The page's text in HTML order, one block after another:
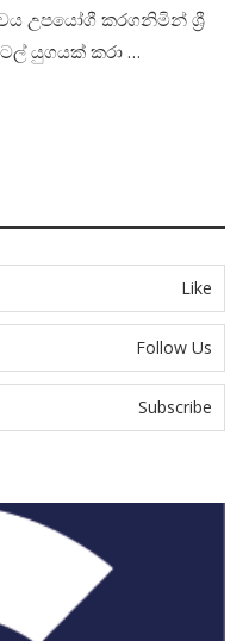
උපයෝගී කරගනිමින් ශ්‍රී
යුගයක් කරා …
Like
Follow Us
Subscribe